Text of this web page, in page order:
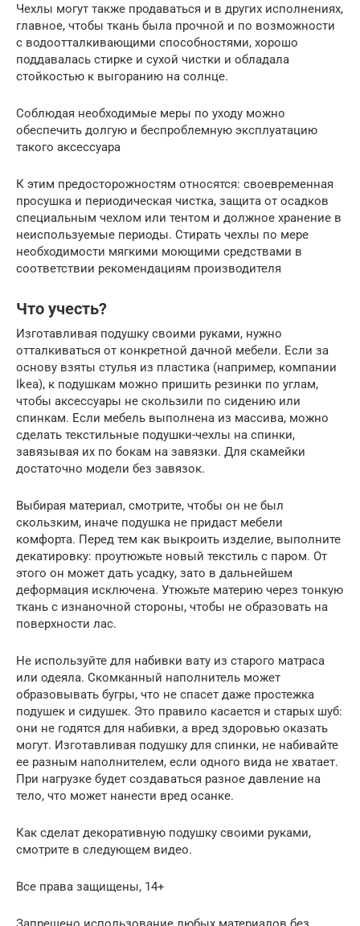
Чехлы могут также продаваться и в других исполнениях,
главное, чтобы ткань была прочной и по возможности
с водоотталкивающими способностями, хорошо
поддавалась стирке и сухой чистки и обладала
стойкостью к выгоранию на солнце.
Соблюдая необходимые меры по уходу можно
обеспечить долгую и беспроблемную эксплуатацию
такого аксессуара
К этим предосторожностям относятся: своевременная
просушка и периодическая чистка, защита от осадков
специальным чехлом или тентом и должное хранение в
неиспользуемые периоды. Стирать чехлы по мере
необходимости мягкими моющими средствами в
соответствии рекомендациям производителя
Что учесть?
Изготавливая подушку своими руками, нужно
отталкиваться от конкретной дачной мебели. Если за
основу взяты стулья из пластика (например, компании
Ikea), к подушкам можно пришить резинки по углам,
чтобы аксессуары не скользили по сидению или
спинкам. Если мебель выполнена из массива, можно
сделать текстильные подушки-чехлы на спинки,
завязывая их по бокам на завязки. Для скамейки
достаточно модели без завязок.
Выбирая материал, смотрите, чтобы он не был
скользким, иначе подушка не придаст мебели
комфорта. Перед тем как выкроить изделие, выполните
декатировку: проутюжьте новый текстиль с паром. От
этого он может дать усадку, зато в дальнейшем
деформация исключена. Утюжьте материю через тонкую
ткань с изнаночной стороны, чтобы не образовать на
поверхности лас.
Не используйте для набивки вату из старого матраса
или одеяла. Скомканный наполнитель может
образовывать бугры, что не спасет даже простежка
подушек и сидушек. Это правило касается и старых шуб:
они не годятся для набивки, а вред здоровью оказать
могут. Изготавливая подушку для спинки, не набивайте
ее разным наполнителем, если одного вида не хватает.
При нагрузке будет создаваться разное давление на
тело, что может нанести вред осанке.
Как сделат декоративную подушку своими руками,
смотрите в следующем видео.
Все права защищены, 14+